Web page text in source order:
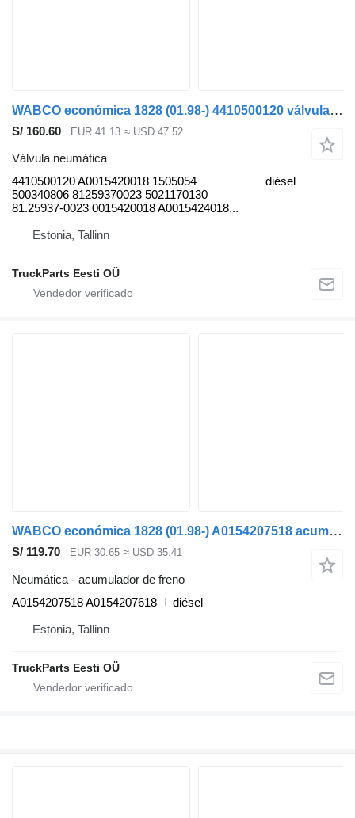
WABCO económica 1828 (01.98-) 4410500120 válvula neumática para Mercedes-Benz Econic (1998-2014) camión de basura
S/ 160.60 EUR 41.13 ≈ USD 47.52
Válvula neumática
4410500120 A0015420018 1505054
500340806 81259370023 5021170130
81.25937-0023 0015420018 A0015424018...
diésel
Estonia, Tallinn
TruckParts Eesti OÜ
WABCO económica 1828 (01.98-) A0154207518 acumulador de freno para Mercedes-Benz Econic (1998-2014) camión de basura
S/ 119.70 EUR 30.65 ≈ USD 35.41
Neumática - acumulador de freno
A0154207518 A0154207618
diésel
Estonia, Tallinn
TruckParts Eesti OÜ